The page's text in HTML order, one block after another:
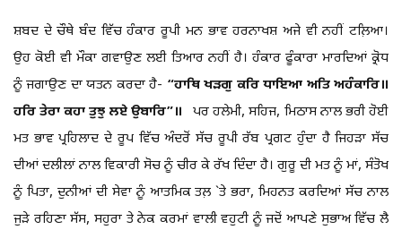
ਸ਼ਬਦ ਦੇ ਚੌਥੇ ਬੰਦ ਵਿੱਚ ਹੰਕਾਰ ਰੂਪੀ ਮਨ ਭਾਵ ਹਰਨਾਖਸ਼ ਅਜੇ ਵੀ ਨਹੀਂ ਟਲ਼ਿਆ।
ਉਹ ਕੋਈ ਵੀ ਮੌਕਾ ਗਵਾਉਣ ਲਈ ਤਿਆਰ ਨਹੀਂ ਹੈ। ਹੰਕਾਰ ਫੂੰਕਾਰਾ ਮਾਰਦਿਆਂ ਕ੍ਰੋਧ
ਨੂੰ ਜਗਾਉਣ ਦਾ ਯਤਨ ਕਰਦਾ ਹੈ- “ਹਾਥਿ ਖੜਗੁ ਕਰਿ ਧਾਇਆ ਅਤਿ ਅਹੰਕਾਰਿ॥
ਹਰਿ ਤੇਰਾ ਕਹਾ ਤੁਝੁ ਲਏ ਉਬਾਰਿ”॥ ਪਰ ਹਲੇਮੀ, ਸਹਿਜ, ਮਿਠਾਸ ਨਾਲ ਭਰੀ ਹੋਈ
ਮਤ ਭਾਵ ਪ੍ਰਹਿਲਾਦ ਦੇ ਰੂਪ ਵਿੱਚ ਅੰਦਰੋਂ ਸੱਚ ਰੂਪੀ ਰੱਬ ਪ੍ਰਗਟ ਹੁੰਦਾ ਹੈ ਜਿਹੜਾ ਸੱਚ
ਦੀਆਂ ਦਲੀਲਾਂ ਨਾਲ ਵਿਕਾਰੀ ਸੋਚ ਨੂੰ ਚੀਰ ਕੇ ਰੱਖ ਦਿੰਦਾ ਹੈ। ਗੁਰੂ ਦੀ ਮਤ ਨੂੰ ਮਾਂ, ਸੰਤੋਖ
ਨੂੰ ਪਿਤਾ, ਦੁਨੀਆਂ ਦੀ ਸੇਵਾ ਨੂੰ ਆਤਮਿਕ ਤਲ਼ `ਤੇ ਭਰਾ, ਮਿਹਨਤ ਕਰਦਿਆਂ ਸੱਚ ਨਾਲ
ਜੁੜੇ ਰਹਿਣਾ ਸੱਸ, ਸਹੁਰਾ ਤੇ ਨੇਕ ਕਰਮਾਂ ਵਾਲੀ ਵਹੁਟੀ ਨੂੰ ਜਦੋਂ ਆਪਣੇ ਸੁਭਾਅ ਵਿੱਚ ਲੈ